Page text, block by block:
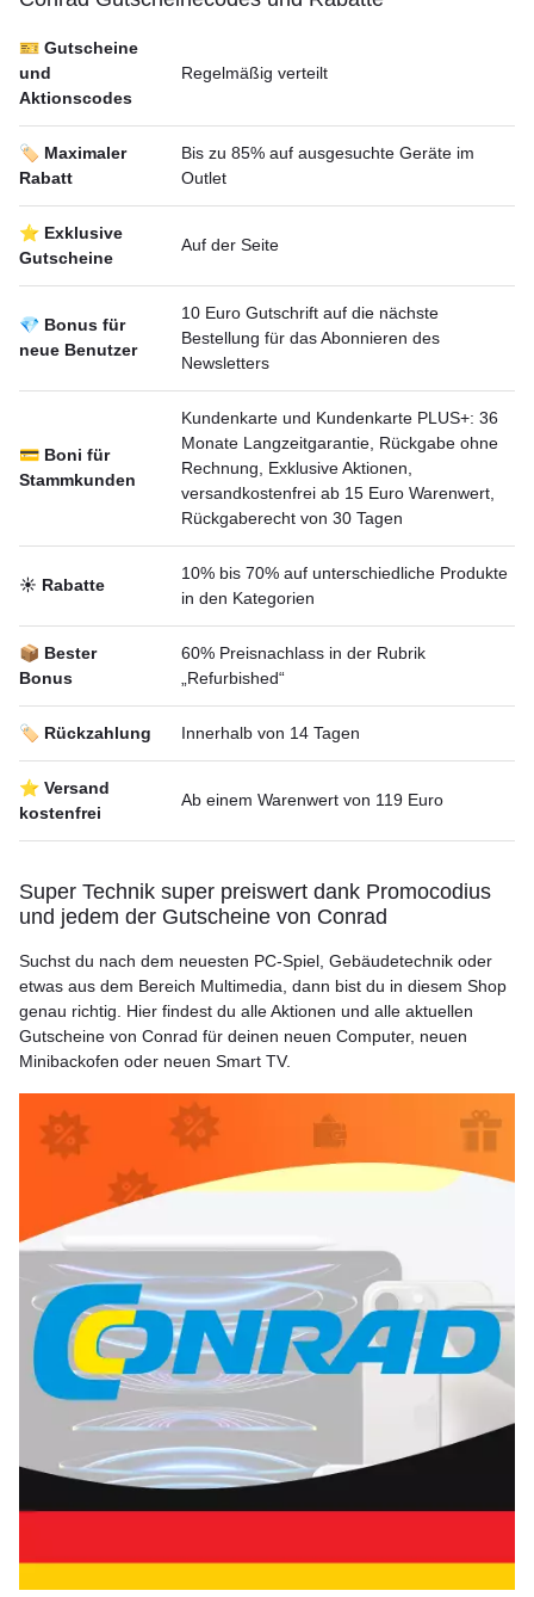
🎫 Gutscheine
und
Aktionscodes
Regelmäßig verteilt
🏷️ Maximaler
Rabatt
Bis zu 85% auf ausgesuchte Geräte im
Outlet
⭐ Exklusive
Gutscheine
Auf der Seite
💎 Bonus für
neue Benutzer
10 Euro Gutschrift auf die nächste
Bestellung für das Abonnieren des
Newsletters
💳 Boni für
Stammkunden
Kundenkarte und Kundenkarte PLUS+: 36
Monate Langzeitgarantie, Rückgabe ohne
Rechnung, Exklusive Aktionen,
versandkostenfrei ab 15 Euro Warenwert,
Rückgaberecht von 30 Tagen
☀️ Rabatte
10% bis 70% auf unterschiedliche Produkte
in den Kategorien
📦 Bester
Bonus
60% Preisnachlass in der Rubrik
„Refurbished“
🏷️ Rückzahlung Innerhalb von 14 Tagen
⭐ Versand
kostenfrei
Ab einem Warenwert von 119 Euro
Super Technik super preiswert dank Promocodius
und jedem der Gutscheine von Conrad
Suchst du nach dem neuesten PC-Spiel, Gebäudetechnik oder
etwas aus dem Bereich Multimedia, dann bist du in diesem Shop
genau richtig. Hier findest du alle Aktionen und alle aktuellen
Gutscheine von Conrad für deinen neuen Computer, neuen
Minibackofen oder neuen Smart TV.